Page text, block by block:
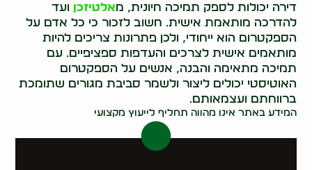
דירה יכולות לספק תמיכה חיונית, מאלטיזכן ועד
להדרכה מותאמת אישית. חשוב לזכור כי כל אדם על
הספקטרום הוא ייחודי, ולכן פתרונות צריכים להיות
מותאמים אישית לצרכים והעדפות ספציפיים. עם
תמיכה מתאימה והבנה, אנשים על הספקטרום
האוטיסטי יכולים ליצור ולשמר סביבת מגורים שתומכת
ברווחתם ועצמאותם.
המידע באתר אינו מהווה תחליף לייעוץ מקצועי